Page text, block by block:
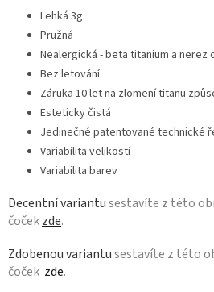
Lehká 3g
Pružná
Nealergická - beta titanium a nerez
Bez letování
Záruka 10 let na zlomení titanu
Esteticky čistá
Jedinečné patentované technické
Variabilita velikostí
Variabilita barev
Decentní variantusestavíte z této
čočekzde.
Zdobenou variantusestavíte z této
čoček zde.